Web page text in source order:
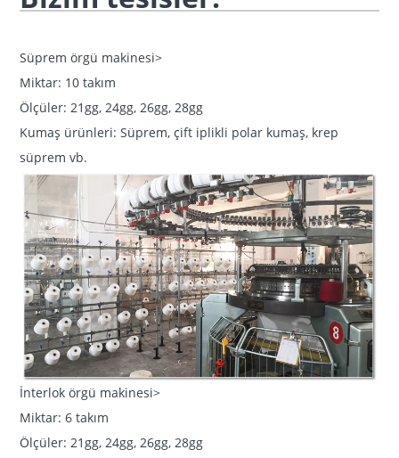
Süprem örgü makinesi>
Miktar: 10 takım
Ölçüler: 21gg, 24gg, 26gg, 28gg
Kumaş ürünleri: Süprem, çift iplikli polar kumaş, krep
süprem vb.
İnterlok örgü makinesi>
Miktar: 6 takım
Ölçüler: 21gg, 24gg, 26gg, 28gg